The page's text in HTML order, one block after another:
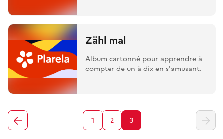
Zähl mal
Album cartonné pour apprendre à
compter de un à dix en s'amusant.
1 2 3